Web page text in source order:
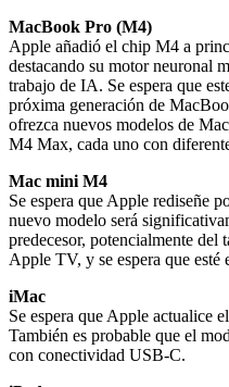
MacBook Pro (M4)
Apple añadió el chip M4 a
destacando su motor neuronal
trabajo de IA. Se espera que
próxima generación de
ofrezca nuevos modelos de
M4 Max, cada uno con
Mac mini M4
Se espera que Apple rediseñe
nuevo modelo será
predecesor, potencialmente del
Apple TV, y se espera que
iMac
Se espera que Apple actualice
También es probable que el
con conectividad USB-C.